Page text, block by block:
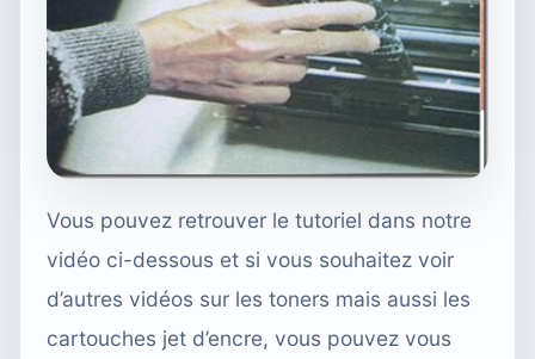
Vous pouvez retrouver le tutoriel dans notre
vidéo ci-dessous et si vous souhaitez voir
d’autres vidéos sur les toners mais aussi les
cartouches jet d’encre, vous pouvez vous